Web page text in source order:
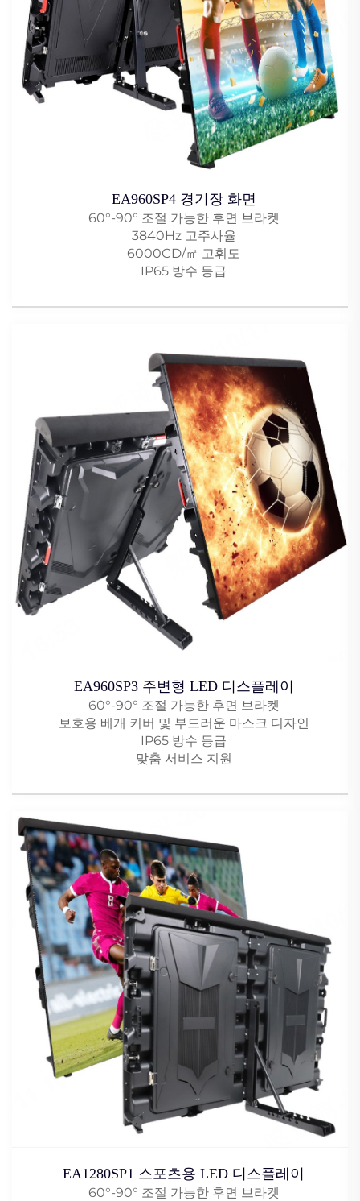
EA960SP4 경기장 화면
60°-90° 조절 가능한 후면 브라켓
3840Hz 고주사율
6000CD/㎡ 고휘도
IP65 방수 등급
EA960SP3 주변형 LED 디스플레이
60°-90° 조절 가능한 후면 브라켓
보호용 베개 커버 및 부드러운 마스크 디자인
IP65 방수 등급
맞춤 서비스 지원
EA1280SP1 스포츠용 LED 디스플레이
60°-90° 조절 가능한 후면 브라켓